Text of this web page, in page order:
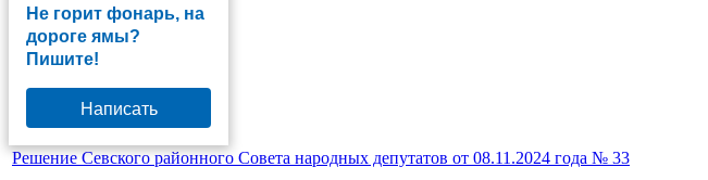
Не горит фонарь, на
дороге ямы?
Пишите!
Написать
Решение Севского районного Совета народных депутатов от 08.11.2024 года № 33